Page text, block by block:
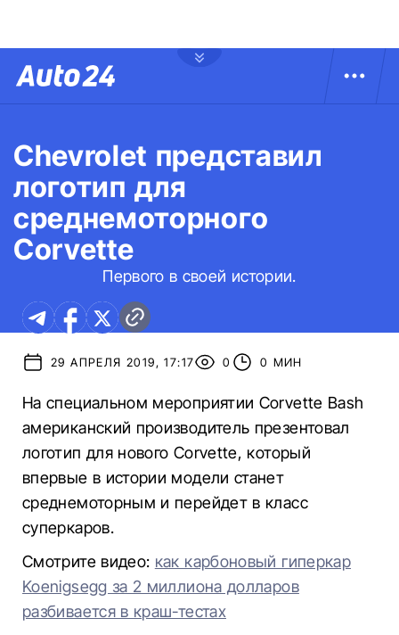
Chevrolet представил
логотип для
среднемоторного
Corvette
Первого в своей истории.
29 АПРЕЛЯ 2019, 17:17 0 0 МИН
На специальном мероприятии Corvette Bash
американский производитель презентовал
логотип для нового Corvette, который
впервые в истории модели станет
среднемоторным и перейдет в класс
суперкаров.
Смотрите видео: как карбоновый гиперкар
Koenigsegg за 2 миллиона долларов
разбивается в краш-тестах